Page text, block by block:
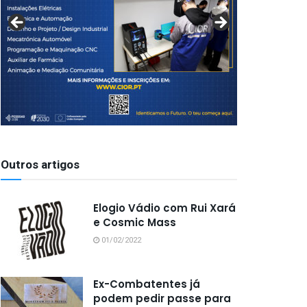
Outros artigos
Elogio Vádio com Rui Xará
e Cosmic Mass
01/02/2022
Ex-Combatentes já
podem pedir passe para